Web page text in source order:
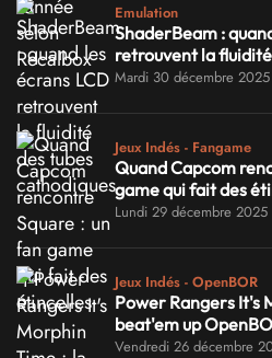
Emulation
ShaderBeam :
retrouvent la
Mardi 30 décembre 2025
Jeux Indés - Fangame
Quand Capcom
game qui fait des
Lundi 29 décembre 2025
Jeux Indés - OpenBOR
Power Rangers It's
beat'em up
Vendredi 26 décembre